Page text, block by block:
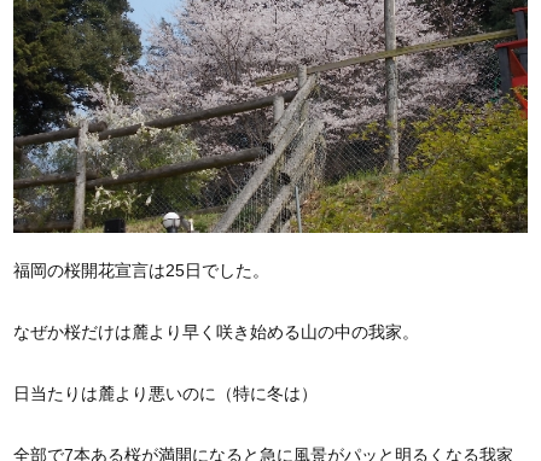
福岡の桜開花宣言は25日でした。
なぜか桜だけは麓より早く咲き始める山の中の我家。
日当たりは麓より悪いのに（特に冬は）
全部で7本ある桜が満開になると急に風景がパッと明るくなる我家